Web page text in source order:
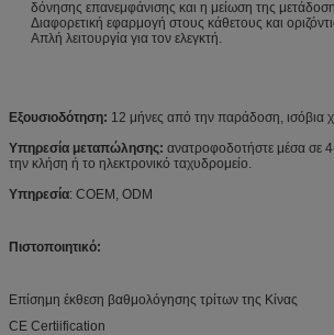
δόνησης επανεμφάνισης και η μείωση της
Διαφορετική εφαρμογή στους κάθετους και
Απλή λειτουργία για τον ελεγκτή.
Εξουσιοδότηση: 12 μήνες από την παράδοση, ισόβια
Υπηρεσία μεταπώλησης: ανατροφοδοτήστε μέσα σε
την κλήση ή το ηλεκτρονικό ταχυδρομείο.
Υπηρεσία: COEM, ODM
Πιστοποιητικό:
Επίσημη έκθεση βαθμολόγησης τρίτων της Κίνας
CE Certiification